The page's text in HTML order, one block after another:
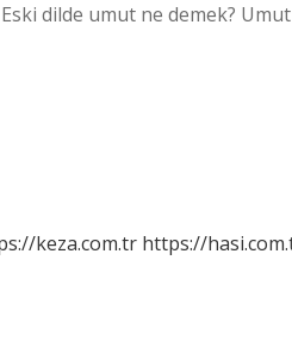
dilde umut ne demek?
keza.com.tr https://